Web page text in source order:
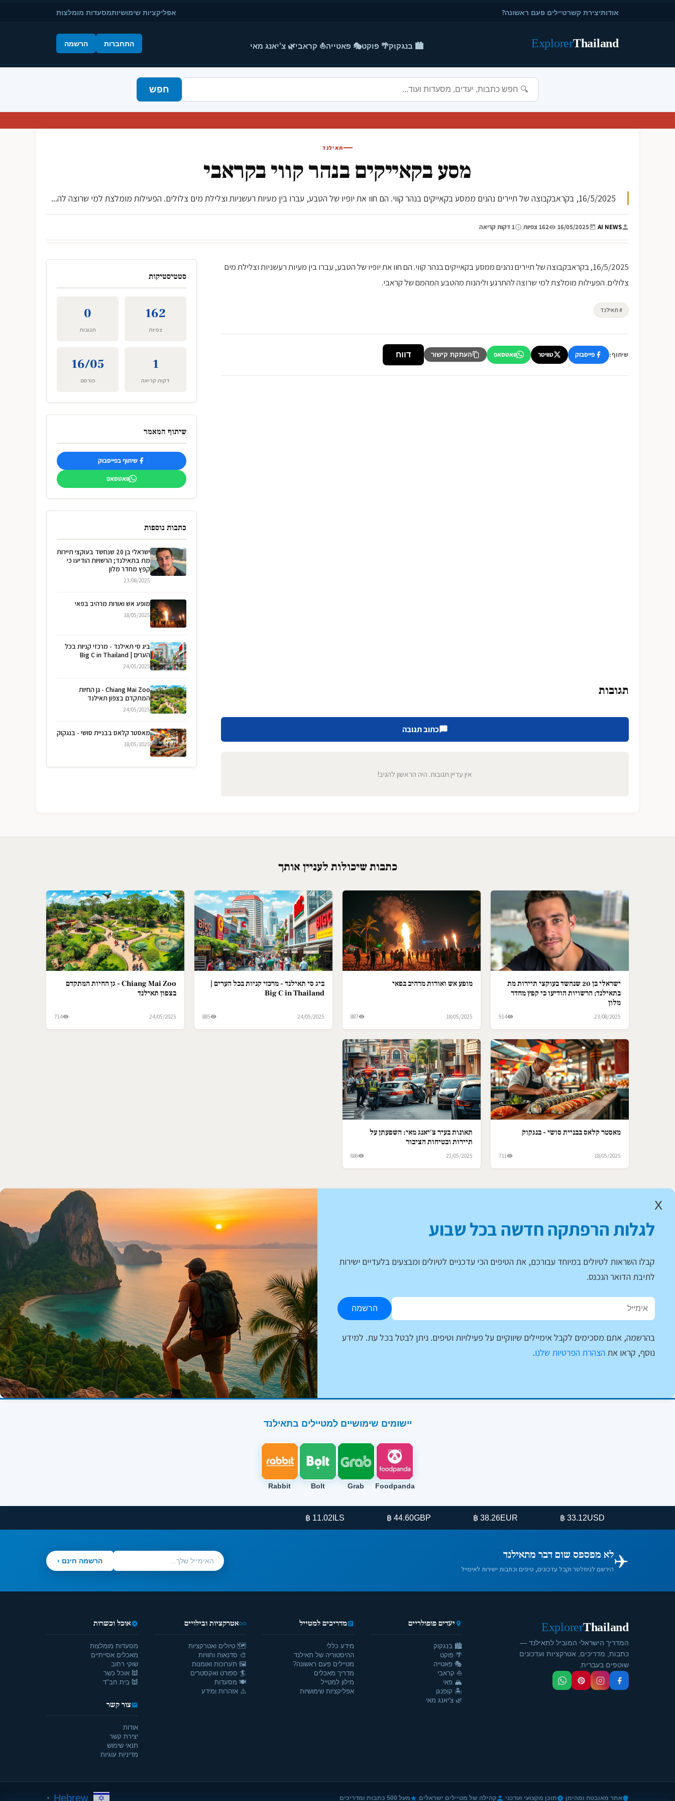
אודותיצירת קשרטיילים פעם ראשונה? אפליקציות שימושיותמסעדות מומלצות
Thailand
Explorer 🏙️ בנגקוק🌴 פוקט🎭 פאטייה⛵ קראבי🌿 צ'יאנג מאי התחברות הרשמה
חפש
תאילנד
מסע בקאייקים בנהר קווי בקראבי
16/5/2025, בקראבקבוצה של תיירים נהנים ממסע בקאייקים בנהר קווי. הם חוו את יופיו של הטבע, עברו בין מעיות רעשניות וצלילת מים צלולים. הפעילות מומלצת למי שרוצה לה...
AI NEWS
|
16/05/2025
| 162 צפיות | 1 דקות קריאה
16/5/2025, בקראבקבוצה של תיירים נהנים ממסע בקאייקים בנהר קווי. הם חוו את יופיו של הטבע, עברו בין מעיות רעשניות וצלילת מים
צלולים. הפעילות מומלצת למי שרוצה להתרגע וליהנות מהטבע המהמם של קראבי.
# תאילנד
שיתוף: פייסבוק טוויטר וואטסאפ העתקת קישור דווח
תגובות
כתוב תגובה
אין עדיין תגובות. היה הראשון להגיב!
סטטיסטיקות
162
צפיות
0
תגובות
1
דקות קריאה
16/05
פורסם
שיתוף המאמר
שיתוף בפייסבוק
וואטסאפ
כתבות נוספות
ישראלי בן 20 שנחשד בעוקצי תיירות
מת בתאילנד; הרשויות הודיעו כי
קפץ מחדר מלון
23/08/2025
מופע אש ואורות מרהיב בפאי
18/05/2025
ביג סי תאילנד - מרכזי קניות בכל
הערים | Big C in Thailand
24/05/2025
Chiang Mai Zoo - גן החיות
המתקדם בצפון תאילנד
24/05/2025
מאסטר קלאס בבניית סושי - בנגקוק
18/05/2025
כתבות שיכולות לעניין אותך
ישראלי בן 20 שנחשד בעוקצי תיירות מת
בתאילנד; הרשויות הודיעו כי קפץ מחדר
מלון
23/08/2025
914
מופע אש ואורות מרהיב בפאי
18/05/2025
887
ביג סי תאילנד - מרכזי קניות בכל הערים |
Big C in Thailand
24/05/2025
885
Chiang Mai Zoo - גן החיות המתקדם
בצפון תאילנד
24/05/2025
714
מאסטר קלאס בבניית סושי - בנגקוק
18/05/2025
711
תאונות בעיר צ'יאנג מאי: השפעתן על
תיירות ובטיחות הציבור
21/05/2025
686
X
לגלות הרפתקה חדשה בכל שבוע
קבלו השראות לטיולים במיוחד עבורכם, את הטיפים הכי עדכניים לטיולים ומבצעים בלעדיים ישירות
לתיבת הדואר הנכנס.
הרשמה
בהרשמה, אתם מסכימים לקבל אימיילים שיווקיים על פעילויות וטיפים. ניתן לבטל בכל עת. למידע
נוסף, קראו את הצהרת הפרטיות שלנו.
יישומים שימושיים למטיילים בתאילנד
Foodpanda
Grab
Bolt
Rabbit
USD
EUR
GBP
ILS
✈️לא מפספס שום דבר מתאילנד
הירשם לניוזלטר וקבל עדכונים, טיפים וכתבות ישירות לאימייל
הרשמה חינם ›
Thailand
Explorer
המדריך הישראלי המוביל לתאילנד —
כתבות, מדריכים, אטרקציות ועדכונים
שוטפים בעברית.
יעדים פופולריים
🏙️ בנגקוק
🌴 פוקט
🎭 פאטייה
⛵ קראבי
🏔️ פאי
🏝️ קופנגן
🌿 צ'יאנג מאי
מדריכים למטייל
מידע כללי
ההיסטוריה של תאילנד
מטיילים פעם ראשונה?
מדריך מאכלים
מילון למטייל
אפליקציות שימושיות
אטרקציות ובילויים
🗺️ טיולים ואטרקציות
🎨 סדנאות וחוויות
🖼️ תערוכות ואומנות
🏄 ספורט ואקסטרים
🍽️ מסעדות
⚠️ אזהרות ומידע
אוכל וכשרות
מסעדות מומלצות
מאכלים אסייתיים
שוקי רחוב
🕍 אוכל כשר
🕍 בית חב"ד
צור קשר
אודות
יצירת קשר
תנאי שימוש
מדיניות עוגיות
אתר מאובטח ומהימן תוכן מקצועי ועדכני קהילה של מטיילים ישראלים מעל 500 כתבות ומדריכים Hebrew
▼